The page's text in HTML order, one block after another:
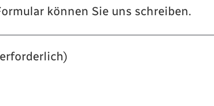
können Sie uns schreiben.